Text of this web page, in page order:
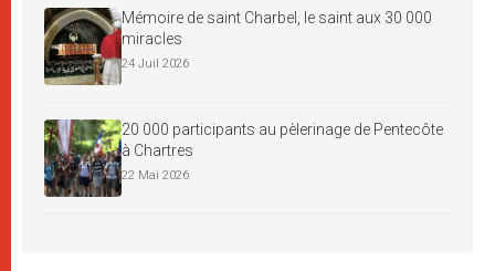
Mémoire de saint Charbel, le saint aux 30 000
miracles
24 Juil 2026
20 000 participants au pèlerinage de Pentecôte
à Chartres
22 Mai 2026